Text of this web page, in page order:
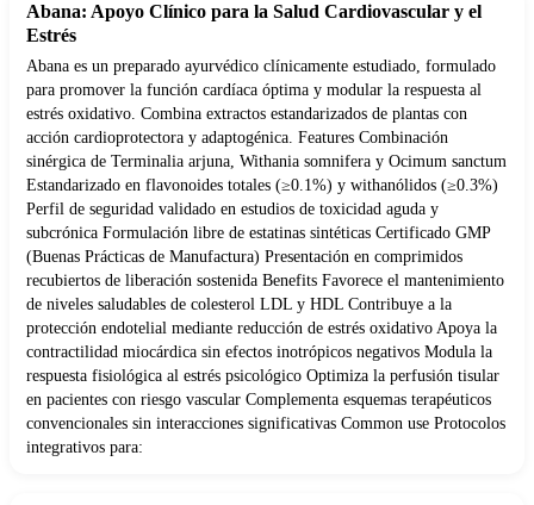
Abana: Apoyo Clínico para la Salud Cardiovascular y el
Estrés
Abana es un preparado ayurvédico clínicamente estudiado, formulado
para promover la función cardíaca óptima y modular la respuesta al
estrés oxidativo. Combina extractos estandarizados de plantas con
acción cardioprotectora y adaptogénica. Features Combinación
sinérgica de Terminalia arjuna, Withania somnifera y Ocimum sanctum
Estandarizado en flavonoides totales (≥0.1%) y withanólidos (≥0.3%)
Perfil de seguridad validado en estudios de toxicidad aguda y
subcrónica Formulación libre de estatinas sintéticas Certificado GMP
(Buenas Prácticas de Manufactura) Presentación en comprimidos
recubiertos de liberación sostenida Benefits Favorece el mantenimiento
de niveles saludables de colesterol LDL y HDL Contribuye a la
protección endotelial mediante reducción de estrés oxidativo Apoya la
contractilidad miocárdica sin efectos inotrópicos negativos Modula la
respuesta fisiológica al estrés psicológico Optimiza la perfusión tisular
en pacientes con riesgo vascular Complementa esquemas terapéuticos
convencionales sin interacciones significativas Common use Protocolos
integrativos para: